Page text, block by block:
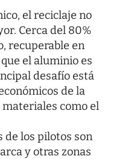
el reciclaje no
Cerca del 80%
recuperable en
el aluminio es
desafío está
de la
como el
los pilotos son
y otras zonas